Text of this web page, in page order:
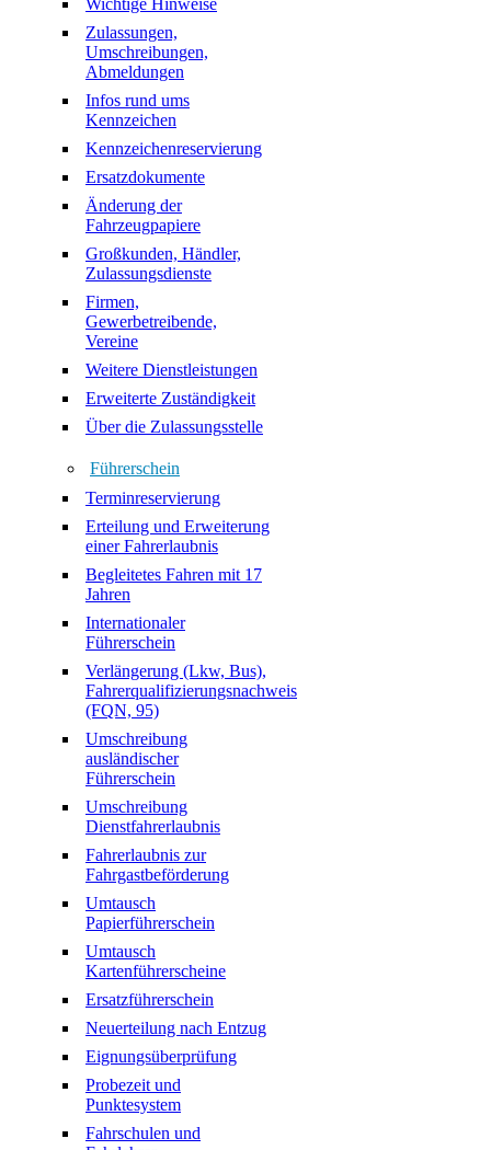
Wichtige Hinweise
Zulassungen,
Umschreibungen,
Abmeldungen
Infos rund ums
Kennzeichen
Kennzeichenreservierung
Ersatzdokumente
Änderung der
Fahrzeugpapiere
Großkunden, Händler,
Zulassungsdienste
Firmen,
Gewerbetreibende,
Vereine
Weitere Dienstleistungen
Erweiterte Zuständigkeit
Über die Zulassungsstelle
Führerschein
Terminreservierung
Erteilung und Erweiterung
einer Fahrerlaubnis
Begleitetes Fahren mit 17
Jahren
Internationaler
Führerschein
Verlängerung (Lkw, Bus),
Fahrerqualifizierungsnachweis
(FQN, 95)
Umschreibung
ausländischer
Führerschein
Umschreibung
Dienstfahrerlaubnis
Fahrerlaubnis zur
Fahrgastbeförderung
Umtausch
Papierführerschein
Umtausch
Kartenführerscheine
Ersatzführerschein
Neuerteilung nach Entzug
Eignungsüberprüfung
Probezeit und
Punktesystem
Fahrschulen und